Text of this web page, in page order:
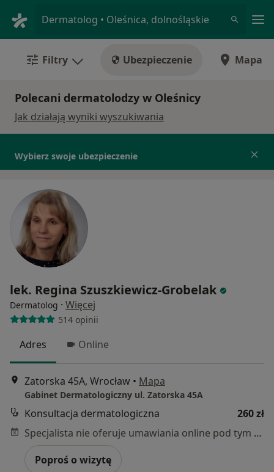
Dermatolog • Oleśnica, dolnośląskie
Filtry Ubezpieczenie Mapa
Polecani dermatolodzy w Oleśnicy
Jak działają wyniki wyszukiwania
Wybierz swoje ubezpieczenie
lek. Regina Szuszkiewicz-Grobelak
Dermatolog · Więcej
514 opinii
Adres Online
Zatorska 45A, Wrocław • Mapa
Gabinet Dermatologiczny ul. Zatorska 45A
Konsultacja dermatologiczna
260 zł
Specjalista nie oferuje umawiania online pod tym adresem.
Poproś o wizytę